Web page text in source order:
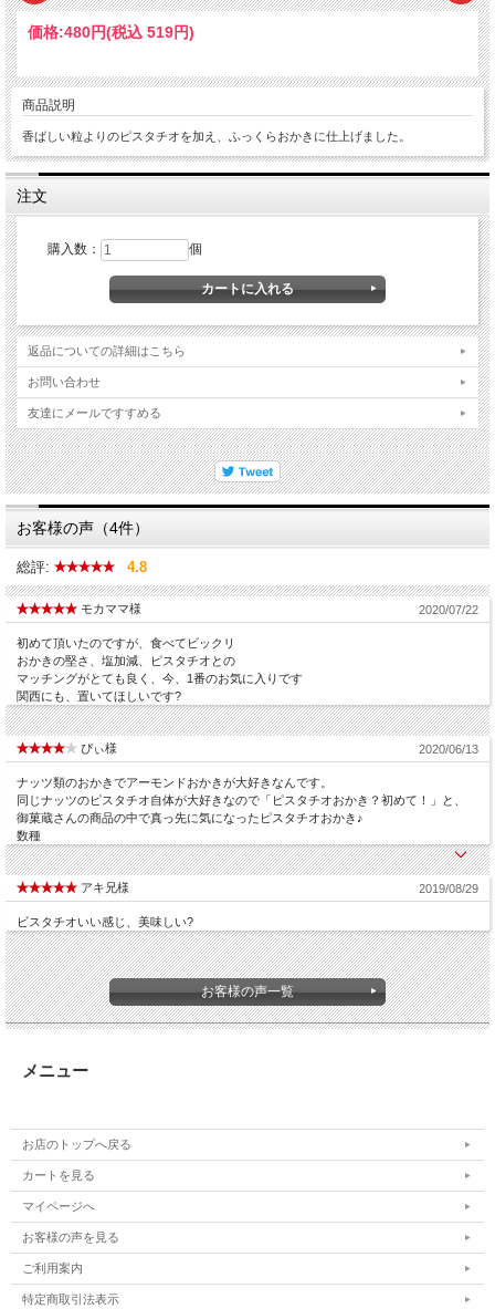
価格:480円(税込 519円)
商品説明
香ばしい粒よりのピスタチオを加え、ふっくらおかきに仕上げました。
注文
購入数： 個
返品についての詳細はこちら
お問い合わせ
友達にメールですすめる
お客様の声（4件）
総評: 4.8
モカママ様 2020/07/22
初めて頂いたのですが、食べてビックリ
おかきの堅さ、塩加減、ピスタチオとの
マッチングがとても良く、今、1番のお気に入りです
関西にも、置いてほしいです?
ぴぃ様 2020/06/13
ナッツ類のおかきでアーモンドおかきが大好きなんです。
同じナッツのピスタチオ自体が大好きなので「ピスタチオおかき？初めて！」と、
御菓蔵さんの商品の中で真っ先に気になったピスタチオおかき♪
数種
アキ兄様 2019/08/29
ビスタチオいい感じ、美味しい?
お客様の声一覧
メニュー
お店のトップへ戻る
カートを見る
マイページへ
お客様の声を見る
ご利用案内
特定商取引法表示